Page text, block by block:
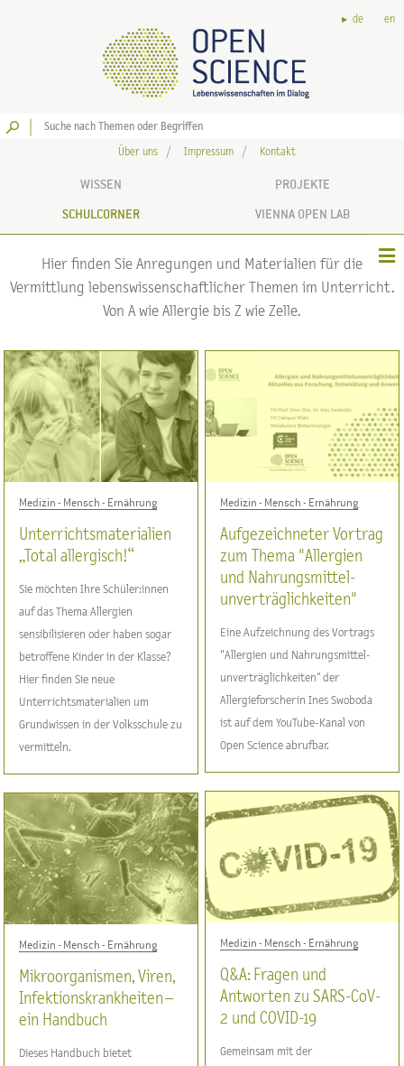
de en
Über uns Impressum Kontakt
WISSEN PROJEKTE
SCHULCORNER VIENNA OPEN LAB
Hier finden Sie Anregungen und Materialien für die
Vermittlung lebenswissenschaftlicher Themen im Unterricht.
Von A wie Allergie bis Z wie Zelle.
Medizin - Mensch - Ernährung
Unterrichtsmaterialien
„Total allergisch!“
Sie möchten Ihre Schüler:innen
auf das Thema Allergien
sensibilisieren oder haben sogar
betroffene Kinder in der Klasse?
Hier finden Sie neue
Unterrichtsmaterialien um
Grundwissen in der Volksschule zu
vermitteln.
Medizin - Mensch - Ernährung
Aufgezeichneter Vortrag
zum Thema "Allergien
und Nahrungsmittel-
unverträglichkeiten"
Eine Aufzeichnung des Vortrags
"Allergien und Nahrungsmittel-
unverträglichkeiten" der
Allergieforscherin Ines Swoboda
ist auf dem YouTube-Kanal von
Open Science abrufbar.
Medizin - Mensch - Ernährung
Q&A: Fragen und
Antworten zu SARS-CoV-
2 und COVID-19
Gemeinsam mit der
Medizin - Mensch - Ernährung
Mikroorganismen, Viren,
Infektionskrankheiten –
ein Handbuch
Dieses Handbuch bietet